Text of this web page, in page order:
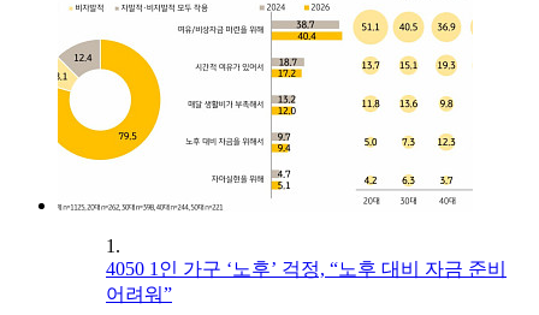
1.
4050 1인 가구 ‘노후’ 걱정, “노후 대비 자금 준비
어려워”